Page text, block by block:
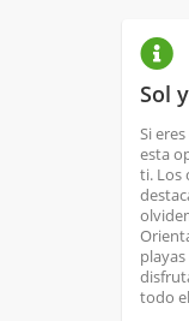
Sol
Si
esta
ti. Los
todo